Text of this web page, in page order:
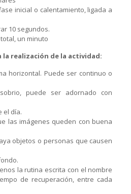
inicial o calentamiento, ligada a
10 segundos.
un minuto
la realización de la actividad:
horizontal. Puede ser continuo o
puede ser adornado con
el día.
las imágenes queden con buena
objetos o personas que causen
la rutina escrita con el nombre
de recuperación, entre cada